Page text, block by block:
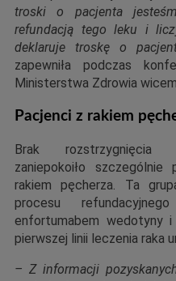
troski o pacjenta
refundacją tego leku i
deklaruje troskę o
zapewniła podczas
Ministerstwa Zdrowia
Pacjenci z rakiem
Brak rozstrzygnięcia
zaniepokoiło
rakiem pęcherza. Ta
procesu
enfortumabem wedotyny
pierwszej linii leczenia raka
– Z informacji